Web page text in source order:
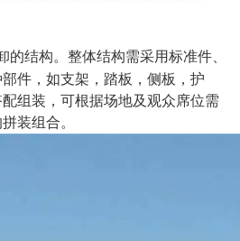
的结构。整体结构需采用标准件、
件，如支架，踏板，侧板，护
组装，可根据场地及观众席位需
装组合。